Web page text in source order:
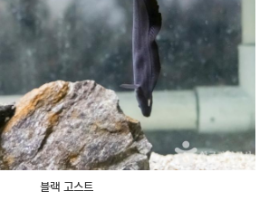
블랙 고스트